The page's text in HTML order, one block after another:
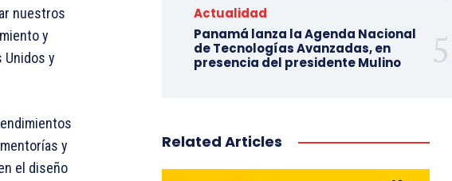
nuestros
y
Unidos y
y
el diseño
Actualidad
Panamá lanza la Agenda Nacional
de Tecnologías Avanzadas, en
presencia del presidente Mulino
Related Articles